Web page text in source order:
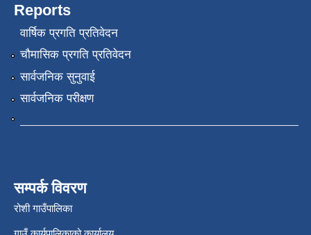
Reports
वार्षिक प्रगति प्रतिवेदन
चौमासिक प्रगति प्रतिवेदन
सार्वजनिक सुनुवाई
सार्वजनिक परीक्षण
सम्पर्क विवरण
रोशी गाउँपालिका